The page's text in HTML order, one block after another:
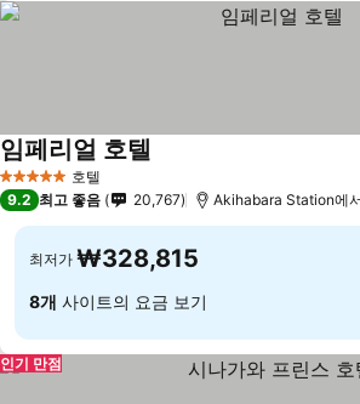
5 성급 호텔
임페리얼 호텔
9.2 최고 좋음 20,767 Akihabara Station에
최저가 ₩328,815
8개 사이트의 요금 보기
인기 만점